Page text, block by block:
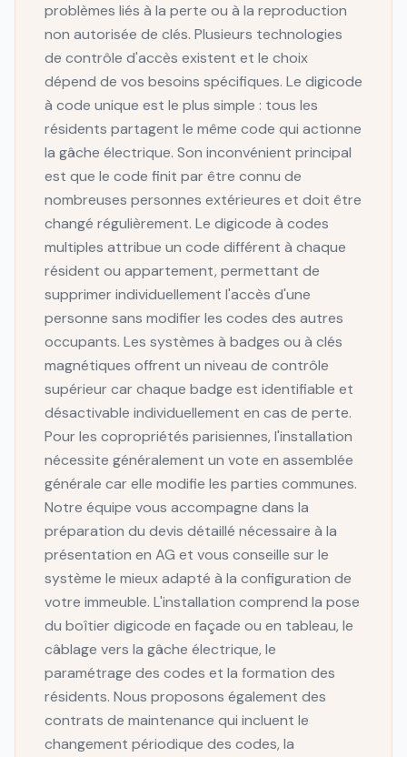
problèmes liés à la perte ou à la reproduction
non autorisée de clés. Plusieurs technologies
de contrôle d'accès existent et le choix
dépend de vos besoins spécifiques. Le digicode
à code unique est le plus simple : tous les
résidents partagent le même code qui actionne
la gâche électrique. Son inconvénient principal
est que le code finit par être connu de
nombreuses personnes extérieures et doit être
changé régulièrement. Le digicode à codes
multiples attribue un code différent à chaque
résident ou appartement, permettant de
supprimer individuellement l'accès d'une
personne sans modifier les codes des autres
occupants. Les systèmes à badges ou à clés
magnétiques offrent un niveau de contrôle
supérieur car chaque badge est identifiable et
désactivable individuellement en cas de perte.
Pour les copropriétés parisiennes, l'installation
nécessite généralement un vote en assemblée
générale car elle modifie les parties communes.
Notre équipe vous accompagne dans la
préparation du devis détaillé nécessaire à la
présentation en AG et vous conseille sur le
système le mieux adapté à la configuration de
votre immeuble. L'installation comprend la pose
du boîtier digicode en façade ou en tableau, le
câblage vers la gâche électrique, le
paramétrage des codes et la formation des
résidents. Nous proposons également des
contrats de maintenance qui incluent le
changement périodique des codes, la